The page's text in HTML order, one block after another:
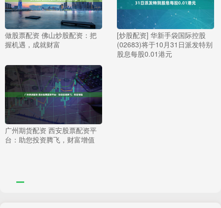
做股票配资 佛山炒股配资：把
握机遇，成就财富
[炒股配资] 华新手袋国际控股
(02683)将于10月31日派发特别
股息每股0.01港元
广州期货配资 西安股票配资平
台：助您投资腾飞，财富增值